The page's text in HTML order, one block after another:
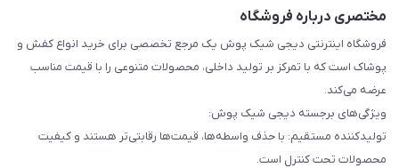
مختصری درباره فروشگاه
فروشگاه اینترنتی دیجی شیک پوش یک مرجع تخصصی برای خرید انواع کفش و
پوشاک است که با تمرکز بر تولید داخلی، محصولات متنوعی را با قیمت مناسب
عرضه می‌کند.
ویژگی‌های برجسته دیجی شیک پوش:
تولیدکننده مستقیم: با حذف واسطه‌ها، قیمت‌ها رقابتی‌تر هستند و کیفیت
محصولات تحت کنترل است.